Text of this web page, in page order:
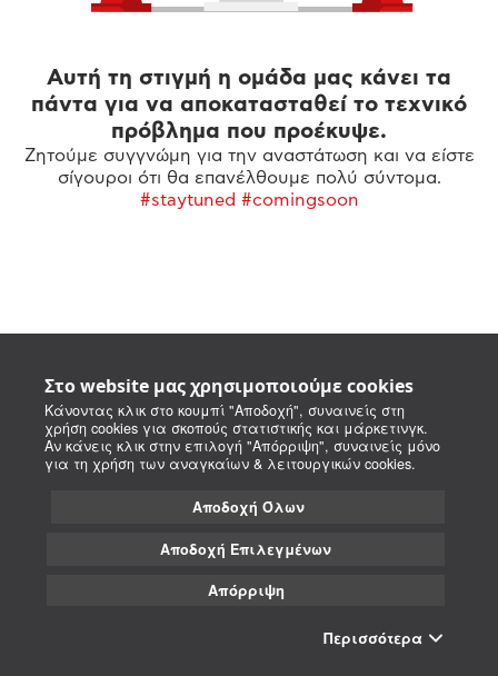
Στο website μας χρησιμοποιούμε cookies
Κάνοντας κλικ στο κουμπί "Αποδοχή", συναινείς στη
χρήση cookies για σκοπούς στατιστικής και μάρκετινγκ.
Αν κάνεις κλικ στην επιλογή "Απόρριψη", συναινείς μόνο
για τη χρήση των αναγκαίων & λειτουργικών cookies.
Αποδοχή Όλων
Αποδοχή Επιλεγμένων
Απόρριψη
Περισσότερα
Αυτή τη στιγμή η ομάδα μας κάνει τα
πάντα για να αποκατασταθεί το τεχνικό
πρόβλημα που προέκυψε.
Ζητούμε συγγνώμη για την αναστάτωση και να είστε
σίγουροι ότι θα επανέλθουμε πολύ σύντομα.
#staytuned #comingsoon